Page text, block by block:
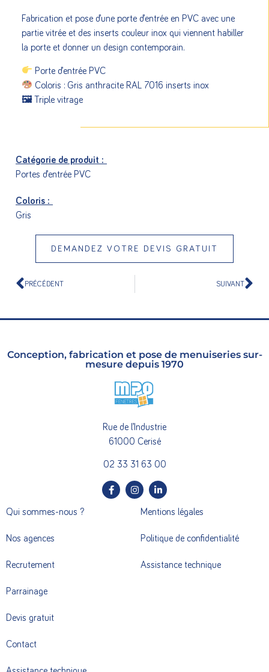
Fabrication et pose d’une porte d’entrée en PVC avec une
partie vitrée et des inserts couleur inox qui viennent habiller
la porte et donner un design contemporain.
Porte d’entrée PVC
Coloris : Gris anthracite RAL 7016 inserts inox
🖼 Triple vitrage
Catégorie de produit :
Portes d’entrée PVC
Coloris :
Gris
DEMANDEZ VOTRE DEVIS GRATUIT
PRÉCÉDENT SUIVANT
Conception, fabrication et pose de menuiseries sur-
mesure depuis 1970
Rue de l’Industrie
61000 Cerisé
02 33 31 63 00
Qui sommes-nous ?
Nos agences
Recrutement
Parrainage
Devis gratuit
Contact
Mentions légales
Politique de confidentialité
Assistance technique